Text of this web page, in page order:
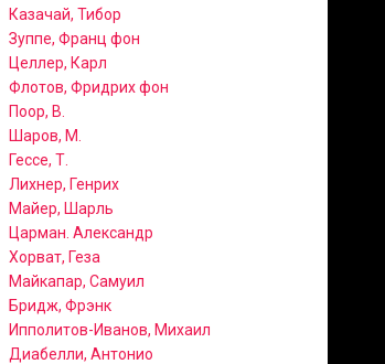
Казачай, Тибор
Зуппе, Франц фон
Целлер, Карл
Флотов, Фридрих фон
Поор, В.
Шаров, М.
Гессе, Т.
Лихнер, Генрих
Майер, Шарль
Царман. Александр
Хорват, Геза
Майкапар, Самуил
Бридж, Фрэнк
Ипполитов-Иванов, Михаил
Диабелли, Антонио